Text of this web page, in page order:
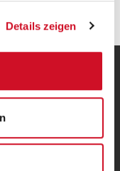
Details zeigen
1492-0